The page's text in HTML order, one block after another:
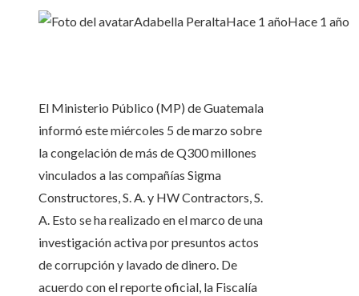
Adabella PeraltaHace 1 añoHace 1 año
El Ministerio Público (MP) de Guatemala
informó este miércoles 5 de marzo sobre
la congelación de más de Q300 millones
vinculados a las compañías Sigma
Constructores, S. A. y HW Contractors, S.
A. Esto se ha realizado en el marco de una
investigación activa por presuntos actos
de corrupción y lavado de dinero. De
acuerdo con el reporte oficial, la Fiscalía